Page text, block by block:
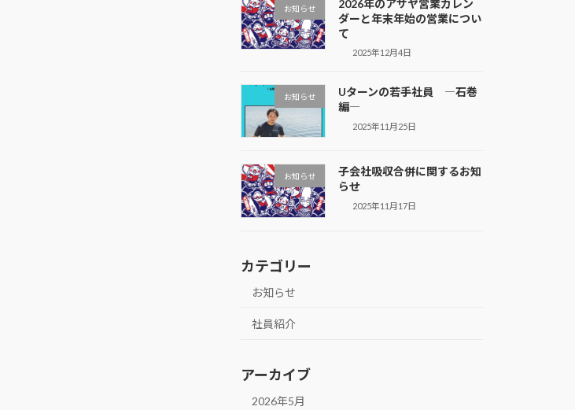
お知らせ
2026年のアサヤ営業カレン
ダーと年末年始の営業につい
て
2025年12月4日
お知らせ
Uターンの若手社員 ―石巻
編―
2025年11月25日
お知らせ
子会社吸収合併に関するお知
らせ
2025年11月17日
カテゴリー
お知らせ
社員紹介
アーカイブ
2026年5月